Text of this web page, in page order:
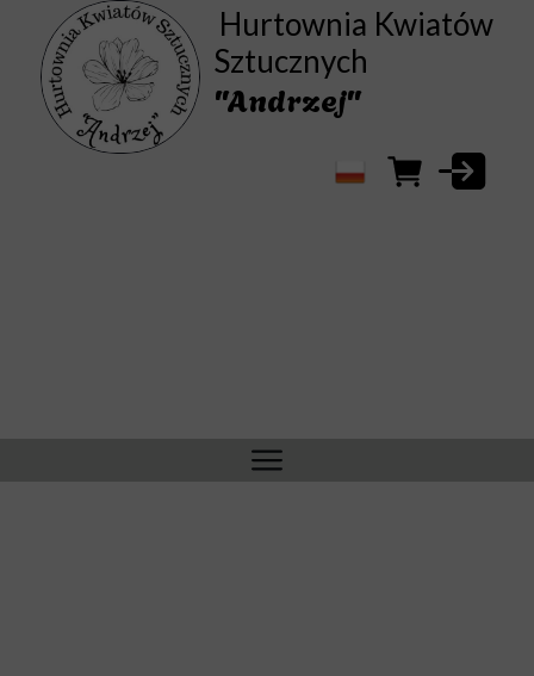
Hurtownia Kwiatów
Sztucznych
"Andrzej"